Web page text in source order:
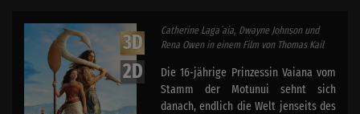
3D
2D
Catherine Laga´aia, Dwayne Johnson und
Rena Owen in einem Film von Thomas Kail
Die 16-jährige Prinzessin Vaiana vom
Stamm der Motunui sehnt sich
danach, endlich die Welt jenseits des